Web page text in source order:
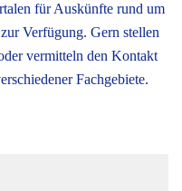
für Auskünfte rund um
Verfügung. Gern stellen
vermitteln den Kontakt
Fachgebiete.